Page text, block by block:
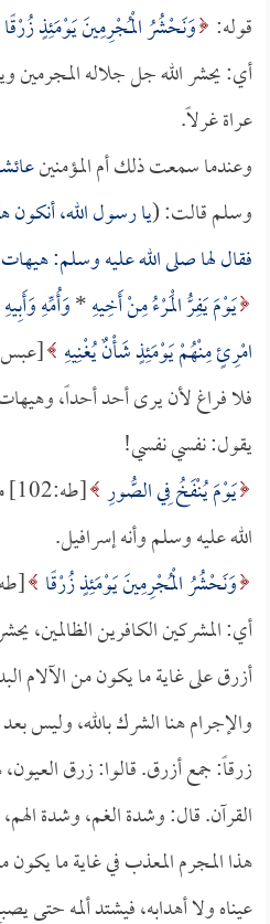
قوله: وَنَحْشُرُ الْمُجْرِمِينَ يَوْمَئِذٍ زُرْقًا
أي: يحشر الله جل جلاله المجرمين
عراة غرلاً.
وعندما سمعت ذلك أم المؤمنين
وسلم قالت: (يا رسول الله،
فقال لها صلى الله عليه وسلم:
يَوْمَ يَفِرُّ الْمَرْءُ مِنْ أَخِيهِ*وَأُمِّهِ وَأَبِيهِ
امْرِئٍ مِنْهُمْ يَوْمَئِذٍ شَأْنٌ يُغْنِيهِ [عبس:34-
فلا فراغ لأن يرى أحد أحداً،
يقول: نفسي نفسي!
يَوْمَ يُنْفَخُ فِي الصُّورِ
الله عليه وسلم وأنه إسرافيل.
وَنَحْشُرُ الْمُجْرِمِينَ يَوْمَئِذٍ زُرْقًا
أي: المشركين الكافرين الظالمين،
أزرق على غاية ما يكون من الآلام
والإجرام هنا الشرك بالله، وليس
زرقاً: جمع أزرق. قالوا: زرق
القرآن. قال: وشدة الغم، وشدة
هذا المجرم المعذب في غاية ما
عيناه ولا أهدابه، فيشتد ألمه حتى